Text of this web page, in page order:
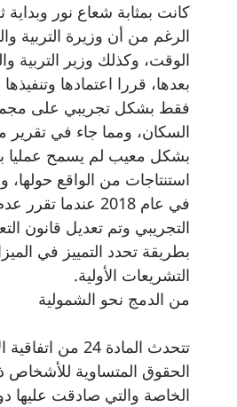
كانت بمثابة شعاع نور
الرغم من أن وزيرة التربية
الوقت، وكذلك وزير التربية
بعدها، قررا اعتمادها وتنفيذها
فقط بشكل تجريبي على
السكان، ومما جاء في تقرير
بشكل معيب لم يسمح عمليا
استنتاجات من الواقع حولها،
في عام 2018 عندما
التجريبي وتم تعديل قانون
بطريقة تحدد التمييز في
التشريعات الأولية.
من الدمج نحو الشمولية
تتحدث المادة 24
الحقوق المتساوية للأشخاص
الخاصة والتي صادقت عليها